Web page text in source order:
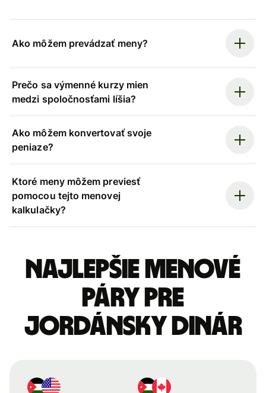
Ako môžem prevádzať meny?
Prečo sa výmenné kurzy mien
medzi spoločnosťami líšia?
Ako môžem konvertovať svoje
peniaze?
Ktoré meny môžem previesť
pomocou tejto menovej
kalkulačky?
Najlepšie menové
páry pre
Jordánsky dinár